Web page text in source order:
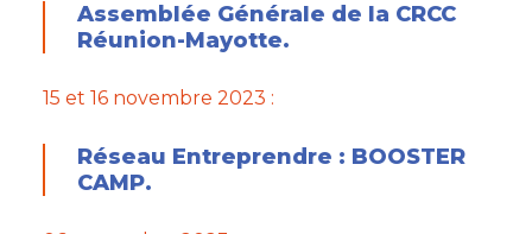
Assemblée Générale de la CRCC
Réunion-Mayotte.
15 et 16 novembre 2023 :
Réseau Entreprendre : BOOSTER
CAMP.